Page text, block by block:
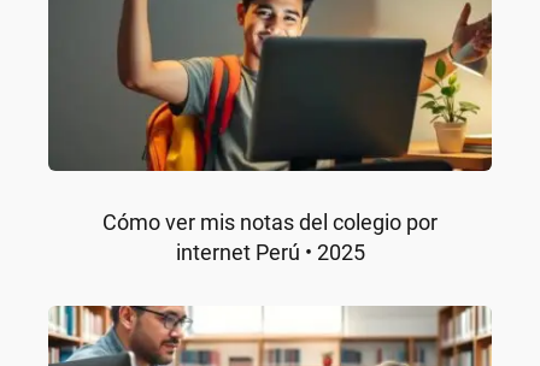
Cómo ver mis notas del colegio por
internet Perú • 2025